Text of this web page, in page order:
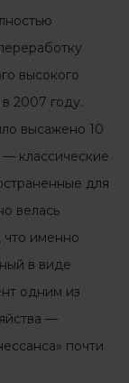
высокого
2007 году.
высажено 10
— классические
для
велась
что именно
в виде
одним из
—
почти